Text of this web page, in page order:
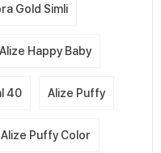
Gold Simli
Alize Happy Baby
40 Alize Puffy
Alize Puffy Color